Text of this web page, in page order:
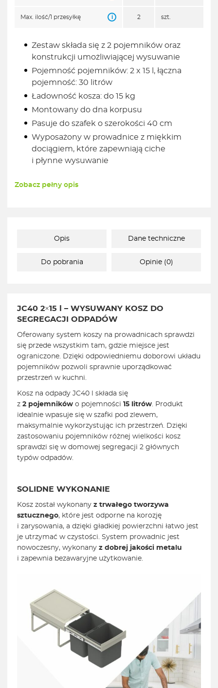
Max. ilość/1 przesyłkę i 2 szt.
Zestaw składa się z 2 pojemników oraz
konstrukcji umożliwiającej wysuwanie
Pojemność pojemników: 2 x 15 l, łączna
pojemność: 30 litrów
Ładowność kosza: do 15 kg
Montowany do dna korpusu
Pasuje do szafek o szerokości 40 cm
Wyposażony w prowadnice z miękkim
dociągiem, które zapewniają ciche
i płynne wysuwanie
Zobacz pełny opis
Opis Dane techniczne
Do pobrania Opinie (0)
JC40 2×15 l – WYSUWANY KOSZ DO
SEGREGACJI ODPADÓW
Oferowany system koszy na prowadnicach sprawdzi
się przede wszystkim tam, gdzie miejsce jest
ograniczone. Dzięki odpowiedniemu doborowi układu
pojemników pozwoli sprawnie uporządkować
przestrzeń w kuchni.
Kosz na odpady JC40 l składa się
z 2 pojemników o pojemności 15 litrów. Produkt
idealnie wpasuje się w szafki pod zlewem,
maksymalnie wykorzystując ich przestrzeń. Dzięki
zastosowaniu pojemników różnej wielkości kosz
sprawdzi się w domowej segregacji 2 głównych
typów odpadów.
SOLIDNE WYKONANIE
Kosz został wykonany z trwałego tworzywa
sztucznego, które jest odporne na korozję
i zarysowania, a dzięki gładkiej powierzchni łatwo jest
je utrzymać w czystości. System prowadnic jest
nowoczesny, wykonany z dobrej jakości metalu
i zapewnia bezawaryjne użytkowanie.